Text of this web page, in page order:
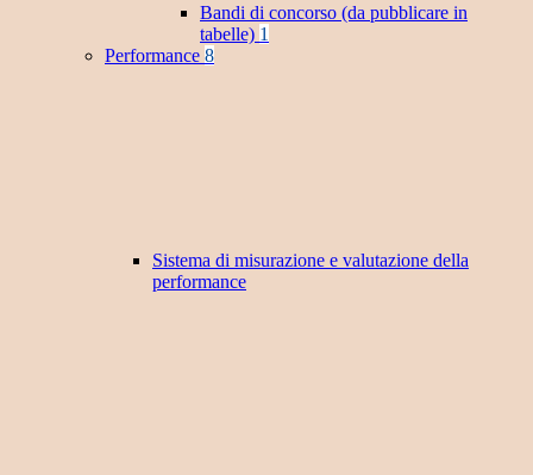
Bandi di concorso (da pubblicare in
tabelle) 1
Performance 8
Sistema di misurazione e valutazione della
performance